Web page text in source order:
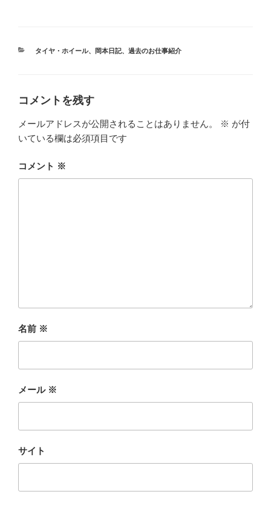
カ
タイヤ・ホイール、 岡本日記、 過去のお仕事紹介
コメントを残す
メールアドレスが公開されることはありません。 ※ が付
いている欄は必須項目です
コメント ※
名前 ※
メール ※
サイト